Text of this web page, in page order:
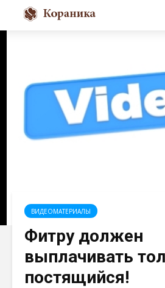
ВИДЕОМАТЕРИАЛЫ
Фитру должен
выплачивать
постящийся!